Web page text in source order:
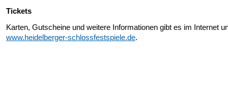
Tickets
Karten, Gutscheine und weitere Informationen gibt es im Internet
www.heidelberger-schlossfestspiele.de.